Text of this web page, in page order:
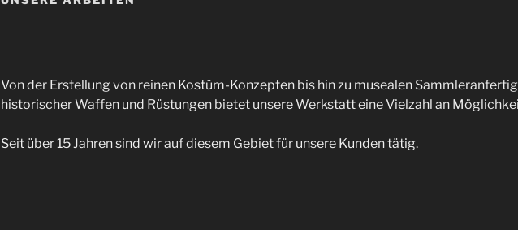
Von der Erstellung von reinen Kostüm-Konzepten bis hin zu musealen
historischer Waffen und Rüstungen bietet unsere Werkstatt eine Vielzahl an
Seit über 15 Jahren sind wir auf diesem Gebiet für unsere Kunden tätig.